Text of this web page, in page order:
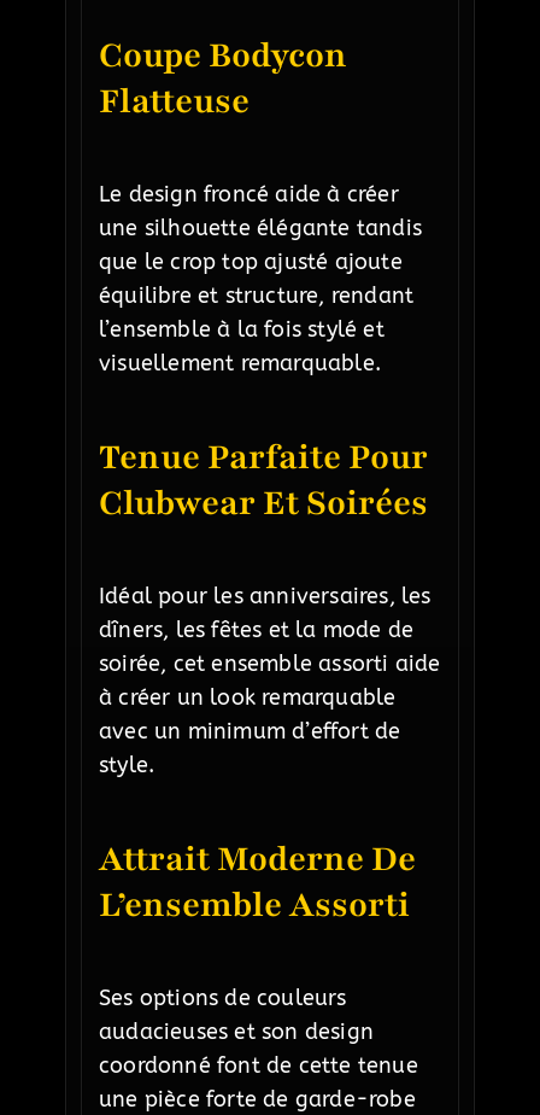
Coupe Bodycon
Flatteuse
Le design froncé aide à créer
une silhouette élégante tandis
que le crop top ajusté ajoute
équilibre et structure, rendant
l’ensemble à la fois stylé et
visuellement remarquable.
Tenue Parfaite Pour
Clubwear Et Soirées
Idéal pour les anniversaires, les
dîners, les fêtes et la mode de
soirée, cet ensemble assorti aide
à créer un look remarquable
avec un minimum d’effort de
style.
Attrait Moderne De
L’ensemble Assorti
Ses options de couleurs
audacieuses et son design
coordonné font de cette tenue
une pièce forte de garde-robe